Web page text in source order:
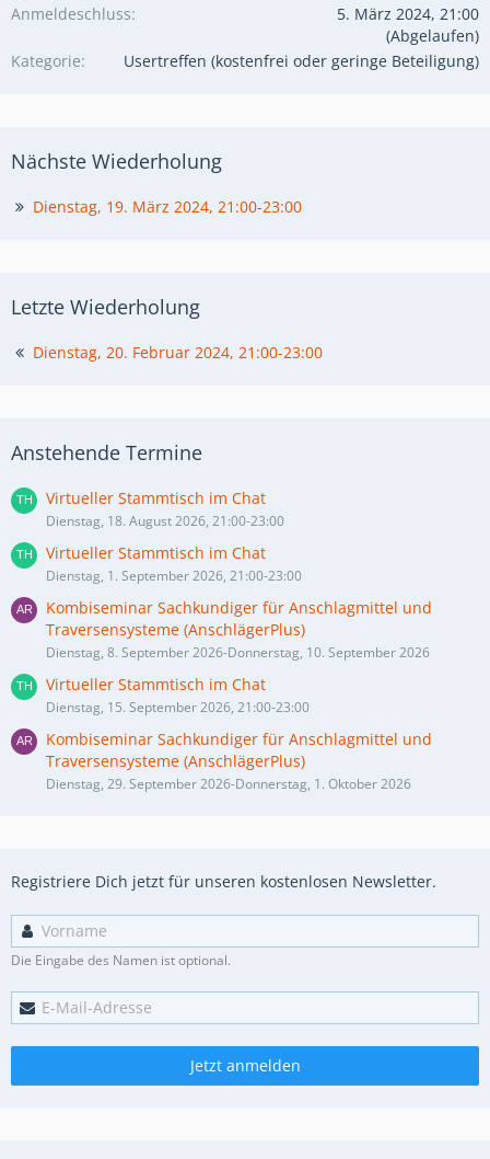
Anmeldeschluss
5. März 2024, 21:00
(Abgelaufen)
Kategorie
Usertreffen (kostenfrei oder geringe Beteiligung)
Nächste Wiederholung
Dienstag, 19. März 2024, 21:00-23:00
Letzte Wiederholung
Dienstag, 20. Februar 2024, 21:00-23:00
Anstehende Termine
Virtueller Stammtisch im Chat
Dienstag, 18. August 2026, 21:00-23:00
Virtueller Stammtisch im Chat
Dienstag, 1. September 2026, 21:00-23:00
Kombiseminar Sachkundiger für Anschlagmittel und
Traversensysteme (AnschlägerPlus)
Dienstag, 8. September 2026-Donnerstag, 10. September 2026
Virtueller Stammtisch im Chat
Dienstag, 15. September 2026, 21:00-23:00
Kombiseminar Sachkundiger für Anschlagmittel und
Traversensysteme (AnschlägerPlus)
Dienstag, 29. September 2026-Donnerstag, 1. Oktober 2026
Registriere Dich jetzt für unseren kostenlosen Newsletter.
Die Eingabe des Namen ist optional.
Jetzt anmelden